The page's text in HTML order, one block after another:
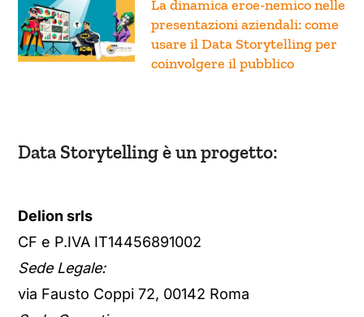
La dinamica eroe-nemico nelle
presentazioni aziendali: come
usare il Data Storytelling per
coinvolgere il pubblico
Data Storytelling è un progetto:
Delion srls
CF e P.IVA IT14456891002
Sede Legale:
via Fausto Coppi 72, 00142 Roma